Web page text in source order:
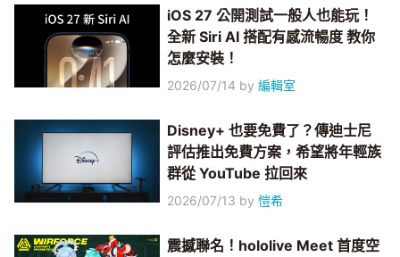
iOS 27 公開測試一般人也能玩！
全新 Siri AI 搭配有感流暢度 教你
怎麼安裝！
2026/07/14 by編輯室
Disney+ 也要免費了？傳迪士尼
評估推出免費方案，希望將年輕族
群從 YouTube 拉回來
2026/07/13 by愷希
震撼聯名！hololive Meet 首度空